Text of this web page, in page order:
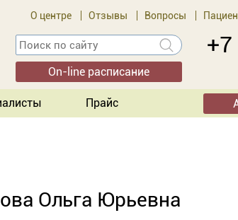
О центре Отзывы Вопросы
On-line расписание
Прайс
Ольга Юрьевна